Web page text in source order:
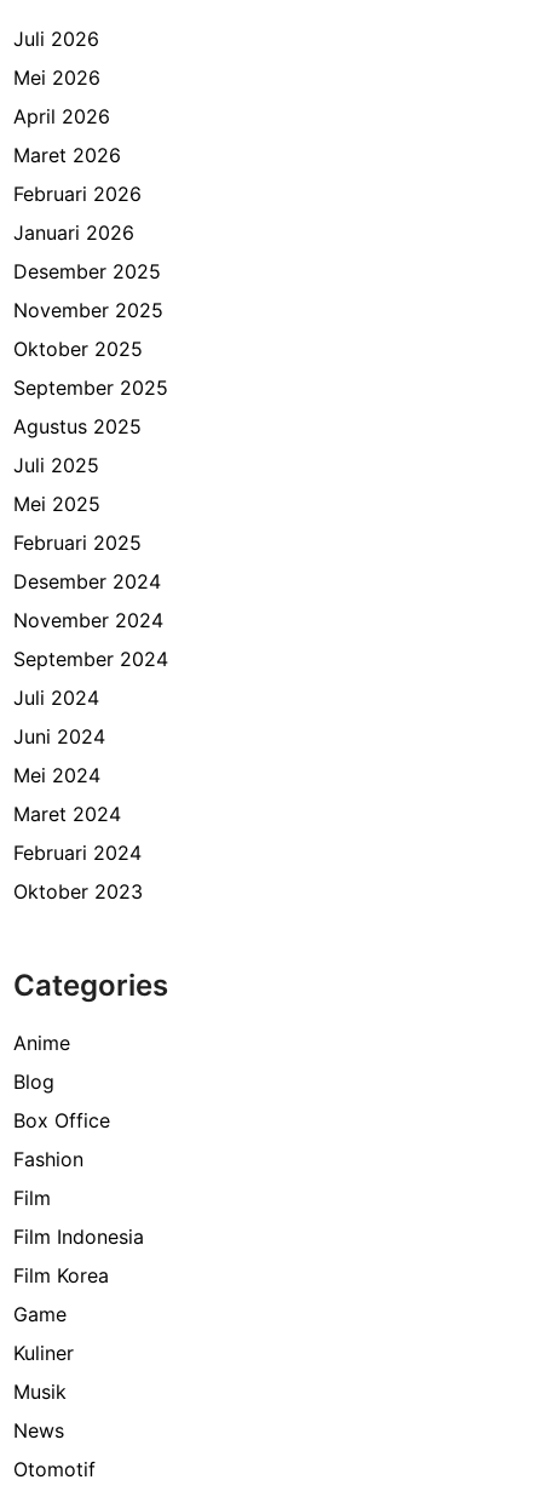
Juli 2026
Mei 2026
April 2026
Maret 2026
Februari 2026
Januari 2026
Desember 2025
November 2025
Oktober 2025
September 2025
Agustus 2025
Juli 2025
Mei 2025
Februari 2025
Desember 2024
November 2024
September 2024
Juli 2024
Juni 2024
Mei 2024
Maret 2024
Februari 2024
Oktober 2023
Categories
Anime
Blog
Box Office
Fashion
Film
Film Indonesia
Film Korea
Game
Kuliner
Musik
News
Otomotif